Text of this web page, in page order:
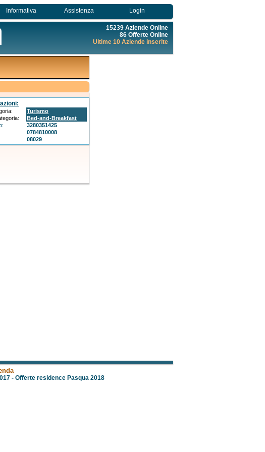
Informativa Assistenza Login
15239 Aziende Online
86 Offerte Online
Ultime 10 Aziende inserite
Turismo
Bed-and-Breakfast
3280351425
0784810008
08029
- Offerte residence Pasqua 2018